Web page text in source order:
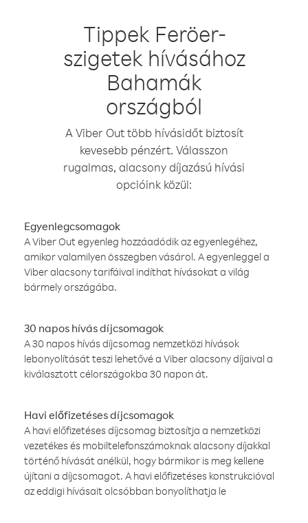
Tippek Feröer-
szigetek hívásához
Bahamák
országból
A Viber Out több hívásidőt biztosít
kevesebb pénzért. Válasszon
rugalmas, alacsony díjazású hívási
opcióink közül:
Egyenlegcsomagok
A Viber Out egyenleg hozzáadódik az egyenlegéhez,
amikor valamilyen összegben vásárol. A egyenleggel a
Viber alacsony tarifáival indíthat hívásokat a világ
bármely országába.
30 napos hívás díjcsomagok
A 30 napos hívás díjcsomag nemzetközi hívások
lebonyolítását teszi lehetővé a Viber alacsony díjaival a
kiválasztott célországokba 30 napon át.
Havi előfizetéses díjcsomagok
A havi előfizetéses díjcsomag biztosítja a nemzetközi
vezetékes és mobiltelefonszámoknak alacsony díjakkal
történő hívását anélkül, hogy bármikor is meg kellene
újítani a díjcsomagot. A havi előfizetéses konstrukcióval
az eddigi hívásait olcsóbban bonyolíthatja le